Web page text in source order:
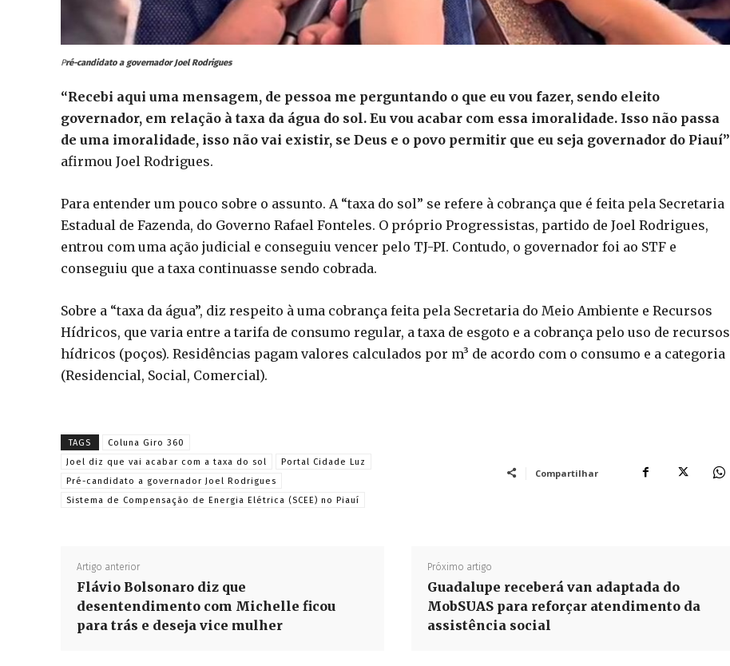
Pré-candidato a governador Joel Rodrigues
“Recebi aqui uma mensagem, de pessoa me perguntando o que eu vou fazer, sendo eleito
governador, em relação à taxa da água do sol. Eu vou acabar com essa imoralidade. Isso não passa
de uma imoralidade, isso não vai existir, se Deus e o povo permitir que eu seja governador do Piauí”
afirmou Joel Rodrigues.
Para entender um pouco sobre o assunto. A “taxa do sol” se refere à cobrança que é feita pela Secretaria
Estadual de Fazenda, do Governo Rafael Fonteles. O próprio Progressistas, partido de Joel Rodrigues,
entrou com uma ação judicial e conseguiu vencer pelo TJ-PI. Contudo, o governador foi ao STF e
conseguiu que a taxa continuasse sendo cobrada.
Sobre a “taxa da água”, diz respeito à uma cobrança feita pela Secretaria do Meio Ambiente e Recursos
Hídricos, que varia entre a tarifa de consumo regular, a taxa de esgoto e a cobrança pelo uso de recursos
hídricos (poços). Residências pagam valores calculados por m³ de acordo com o consumo e a categoria
(Residencial, Social, Comercial).
TAGS
Coluna Giro 360
Joel diz que vai acabar com a taxa do sol
Portal Cidade Luz
Pré-candidato a governador Joel Rodrigues
Sistema de Compensação de Energia Elétrica (SCEE) no Piauí
Compartilhar
Artigo anterior
Flávio Bolsonaro diz que
desentendimento com Michelle ficou
para trás e deseja vice mulher
Próximo artigo
Guadalupe receberá van adaptada do
MobSUAS para reforçar atendimento da
assistência social